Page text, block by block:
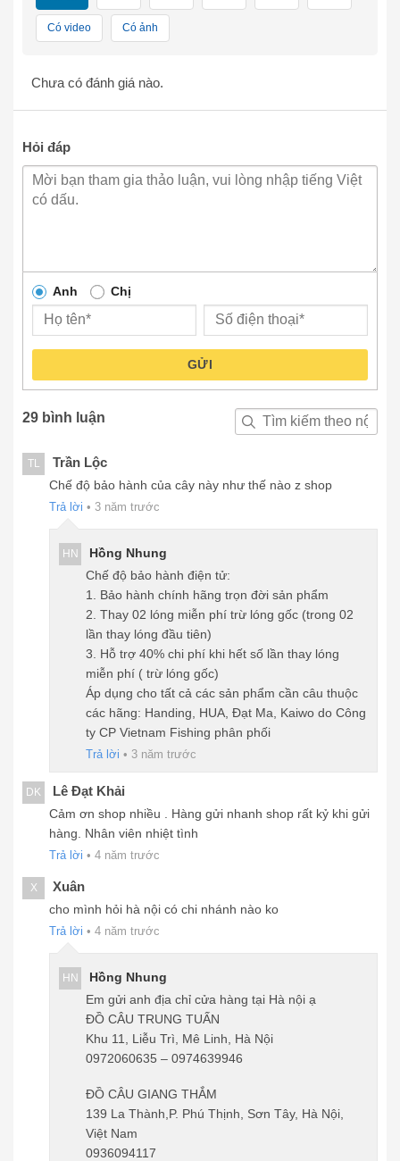
Có video Có ảnh
Chưa có đánh giá nào.
Hỏi đáp
Anh Chị
GỬI
29 bình luận
TL Trần Lộc
Chế độ bảo hành của cây này như thế nào z shop
Trả lời • 3 năm trước
HN
Hồng Nhung
Chế độ bảo hành điện tử:
1. Bảo hành chính hãng trọn đời sản phẩm
2. Thay 02 lóng miễn phí trừ lóng gốc (trong 02
lần thay lóng đầu tiên)
3. Hỗ trợ 40% chi phí khi hết số lần thay lóng
miễn phí ( trừ lóng gốc)
Áp dụng cho tất cả các sản phẩm cần câu thuộc
các hãng: Handing, HUA, Đạt Ma, Kaiwo do Công
ty CP Vietnam Fishing phân phối
Trả lời • 3 năm trước
DK Lê Đạt Khải
Cảm ơn shop nhiều . Hàng gửi nhanh shop rất kỷ khi gửi
hàng. Nhân viên nhiệt tình
Trả lời • 4 năm trước
X Xuân
cho mình hỏi hà nội có chi nhánh nào ko
Trả lời • 4 năm trước
HN
Hồng Nhung
Em gửi anh địa chỉ cửa hàng tại Hà nội ạ
ĐỒ CÂU TRUNG TUẤN
Khu 11, Liễu Trì, Mê Linh, Hà Nội
0972060635 – 0974639946
ĐỒ CÂU GIANG THẮM
139 La Thành,P. Phú Thịnh, Sơn Tây, Hà Nội,
Việt Nam
0936094117